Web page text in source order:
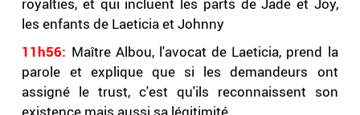
royalties, et qui incluent les parts de Jade et Joy,
les enfants de Laeticia et Johnny
11h56: Maître Albou, l'avocat de Laeticia, prend la
parole et explique que si les demandeurs ont
assigné le trust, c'est qu'ils reconnaissent son